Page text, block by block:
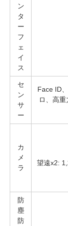
ン
タ
ー
フ
ェ
イ
ス
セ
ン
サ
ー
Face ID
ロ、高
カ
メ
ラ
望遠x2:
防
塵
防